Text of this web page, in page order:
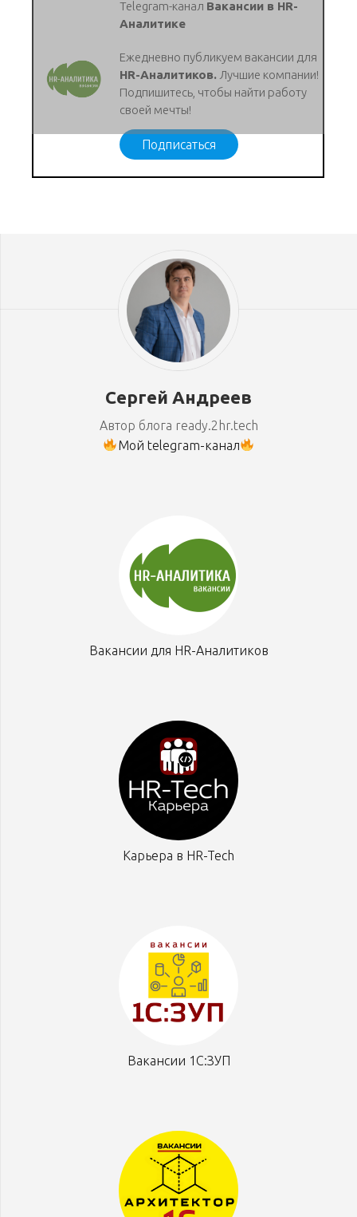
Telegram-канал Вакансии в HR-
Аналитике
Ежедневно публикуем вакансии для
HR-Аналитиков. Лучшие компании!
Подпишитесь, чтобы найти работу
своей мечты!
Подписаться
Сергей Андреев
Автор блога ready.2hr.tech
Мой telegram-канал
Вакансии для HR-Аналитиков
Карьера в HR-Tech
Вакансии 1С:ЗУП